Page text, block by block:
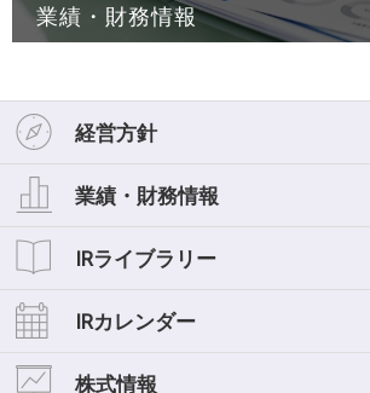
経営方針
経営方針
投資家の皆様へ
中期経営計画
業績・財務情報
業績・財務情報
業績ハイライト
IRライブラリー
IRライブラリー
IR資料一覧
IRカレンダー
株式情報
業績・財務情報